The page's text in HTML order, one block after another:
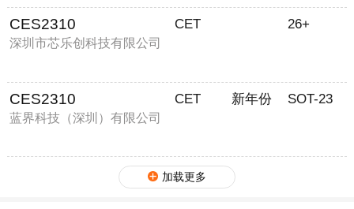
CES2310
深圳市芯乐创科技有限公司
CET 26+
CES2310
蓝界科技（深圳）有限公司
CET 新年份 SOT-23
加载更多